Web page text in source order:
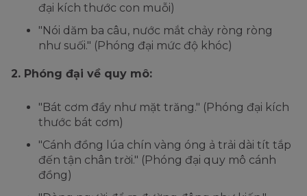
đại kích thước con muỗi)
"Nói dăm ba câu, nước mắt chảy ròng ròng
như suối." (Phóng đại mức độ khóc)
2. Phóng đại về quy mô:
"Bát cơm đầy như mặt trăng." (Phóng đại kích
thước bát cơm)
"Cánh đồng lúa chín vàng óng ả trải dài tít tắp
đến tận chân trời." (Phóng đại quy mô cánh
đồng)